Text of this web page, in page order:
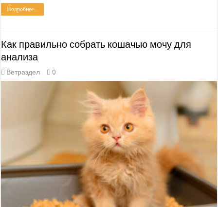
Подробнее...
Как правильно собрать кошачью мочу для
анализа
Ветраздел 0